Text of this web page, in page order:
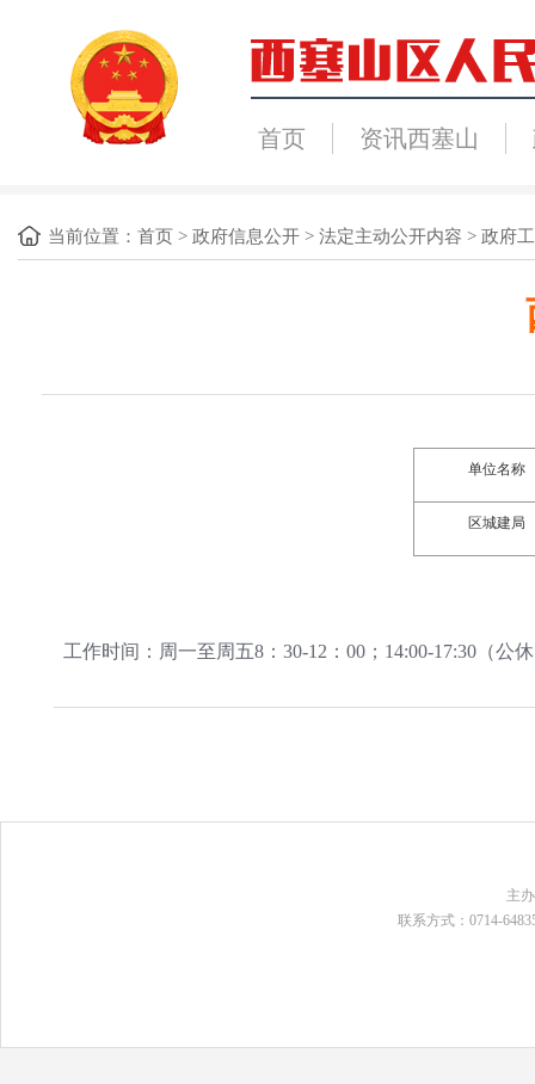
首页 资讯西塞山
当前位置： 首页 > 政府信息公开 > 法定主动公开内容 > 政府
单位名称
区城建局
工作时间：周一至周五8：30-12：00；14:00-17:30（公
主
联系方式：0714-